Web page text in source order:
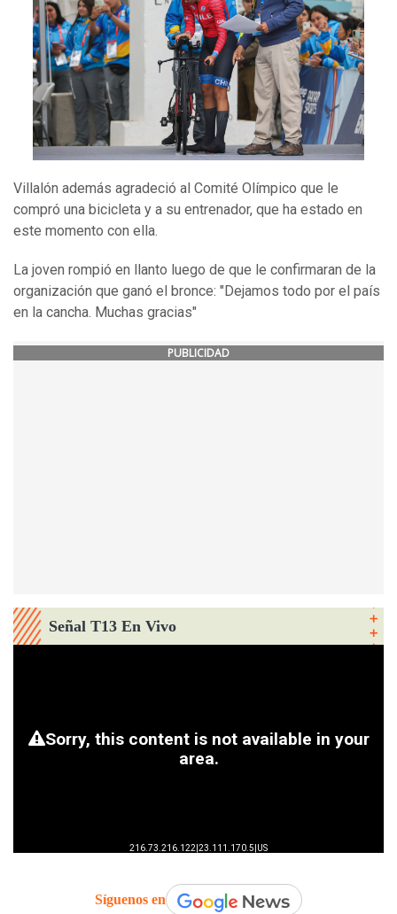
Villalón además agradeció al Comité Olímpico que le
compró una bicicleta y a su entrenador, que ha estado en
este momento con ella.
La joven rompió en llanto luego de que le confirmaran de la
organización que ganó el bronce: "Dejamos todo por el país
en la cancha. Muchas gracias"
PUBLICIDAD
Señal T13 En Vivo
Síguenos en